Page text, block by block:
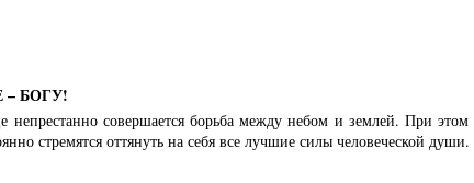
БОГУ!
непрестанно совершается борьба между небом и землей. При
стремятся оттянуть на себя все лучшие силы человеческой души.